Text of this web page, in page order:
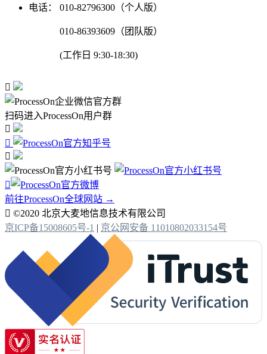
电话：
010-82796300（个人版）
010-86393609（团队版）
(工作日 9:30-18:30)

扫码进入ProcessOn用户群




前往ProcessOn全球网站 →
 ©2020 北京大麦地信息技术有限公司
京ICP备15008605号-1 | 京公网安备 11010802033154号